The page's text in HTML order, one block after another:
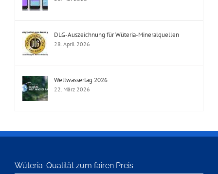
DLG-Auszeichnung für Wüteria-Mineralquellen
28. April 2026
Weltwassertag 2026
22. März 2026
Wüteria-Qualität zum fairen Preis